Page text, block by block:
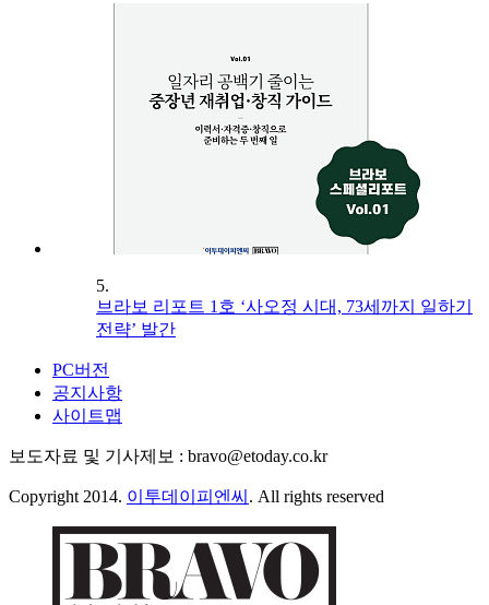
5.
브라보 리포트 1호 ‘사오정 시대, 73세까지 일하기
전략’ 발간
PC버전
공지사항
사이트맵
보도자료 및 기사제보 : bravo@etoday.co.kr
Copyright 2014. 이투데이피엔씨 . All rights reserved